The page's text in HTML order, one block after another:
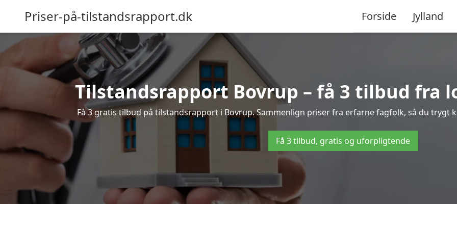
Priser-på-tilstandsrapport.dk Forside Jylland
Tilstandsrapport Bovrup – få 3 tilbud fra
Få 3 gratis tilbud på tilstandsrapport i Bovrup. Sammenlign priser fra erfarne fagfolk, så du trygt
Få 3 tilbud, gratis og uforpligtende